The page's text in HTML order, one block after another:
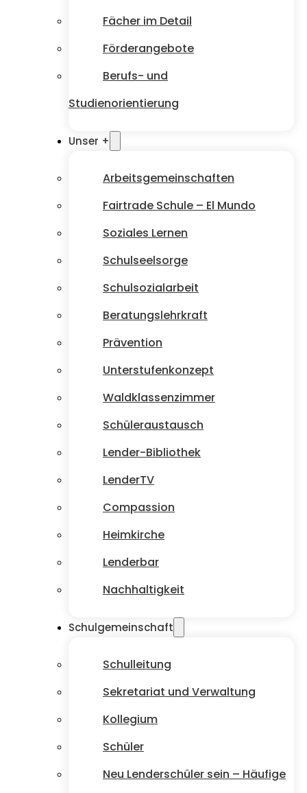
Fächer im Detail
Förderangebote
Berufs- und
Studienorientierung
Unser +
Arbeitsgemeinschaften
Fairtrade Schule – El Mundo
Soziales Lernen
Schulseelsorge
Schulsozialarbeit
Beratungslehrkraft
Prävention
Unterstufenkonzept
Waldklassenzimmer
Schüleraustausch
Lender-Bibliothek
LenderTV
Compassion
Heimkirche
Lenderbar
Nachhaltigkeit
Schulgemeinschaft
Schulleitung
Sekretariat und Verwaltung
Kollegium
Schüler
Neu Lenderschüler sein – Häufige